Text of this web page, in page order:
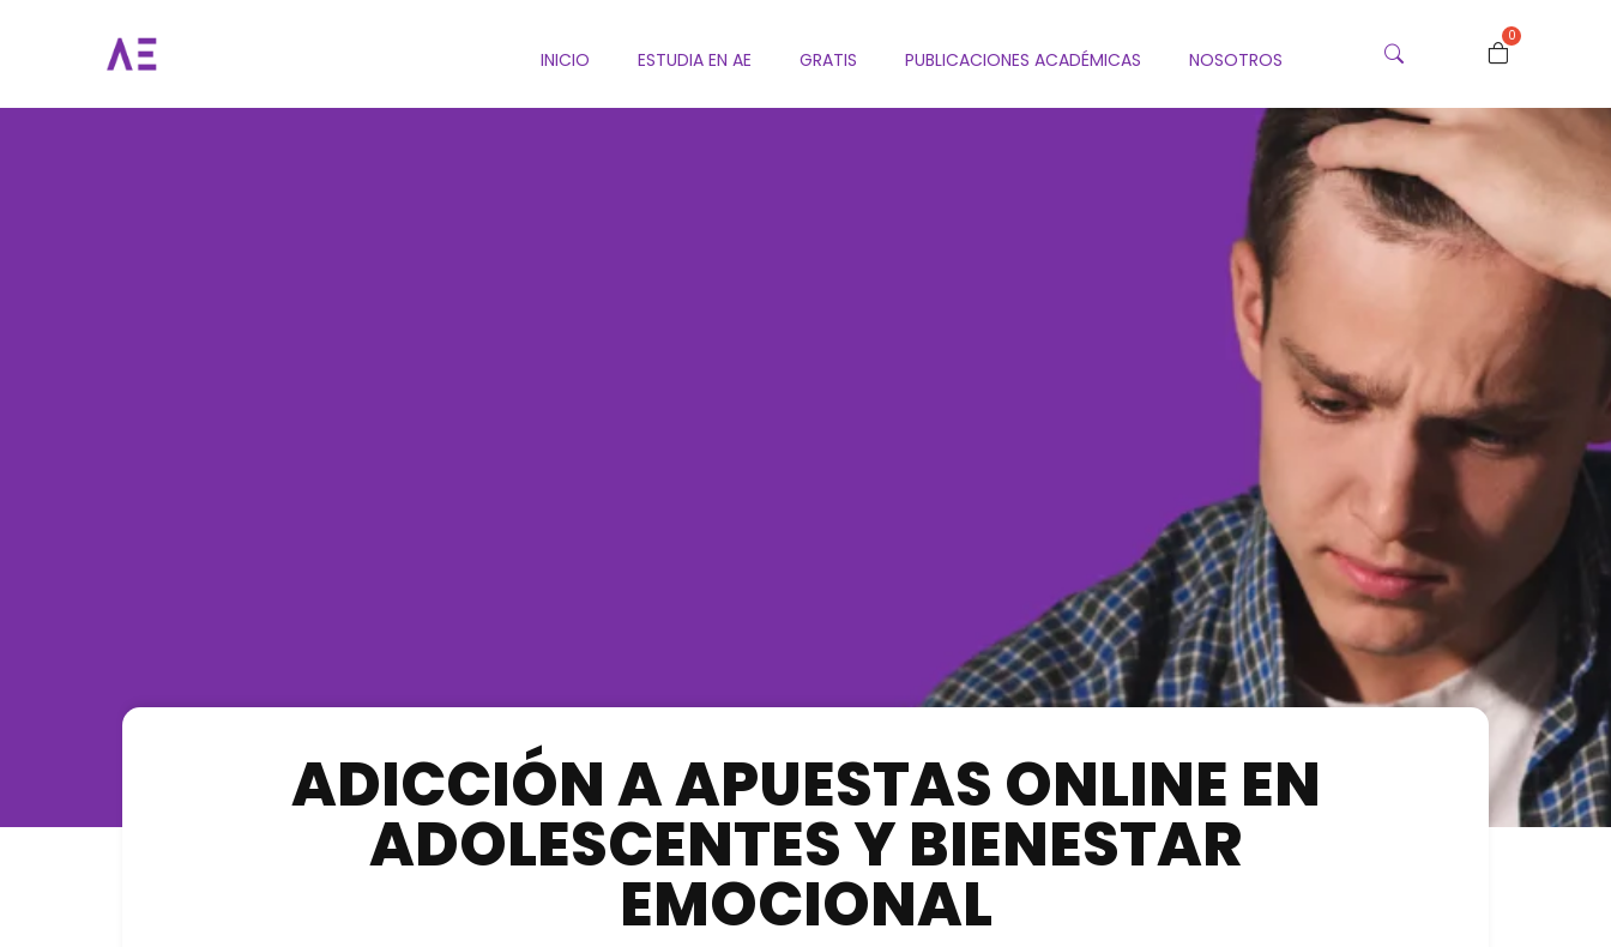
INICIO ESTUDIA EN AE GRATIS PUBLICACIONES ACADÉMICAS NOSOTROS
0
ADICCIÓN A APUESTAS ONLINE EN
ADOLESCENTES Y BIENESTAR
EMOCIONAL